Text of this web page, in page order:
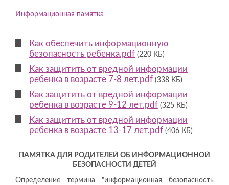
Информационная памятка
Как обеспечить информационную
безопасность ребенка.pdf (220 КБ)
Как защитить от вредной информации
ребенка в возрасте 7-8 лет.pdf (338 КБ)
Как защитить от вредной информации
ребенка в возрасте 9-12 лет.pdf (325 КБ)
Как защитить от вредной информации
ребенка в возрасте 13-17 лет.pdf (406 КБ)
ПАМЯТКА ДЛЯ РОДИТЕЛЕЙ ОБ ИНФОРМАЦИОННОЙ
БЕЗОПАСНОСТИ ДЕТЕЙ
Определение термина "информационная безопасность